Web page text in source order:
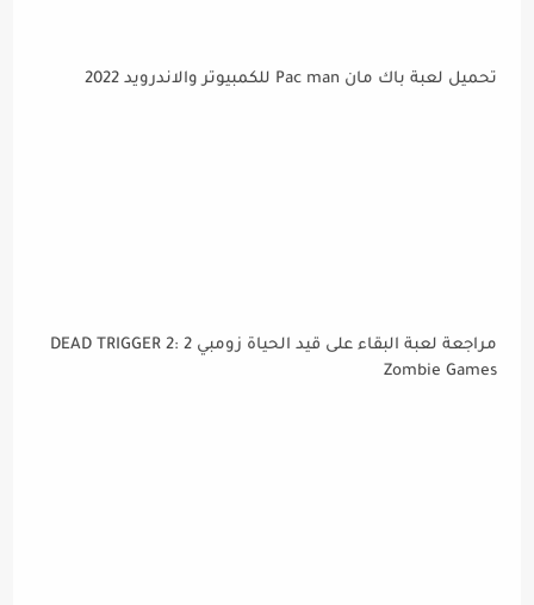
تحميل لعبة باك مان Pac man للكمبيوتر والاندرويد 2022
مراجعة لعبة البقاء على قيد الحياة زومبي 2 DEAD TRIGGER 2:
Zombie Games